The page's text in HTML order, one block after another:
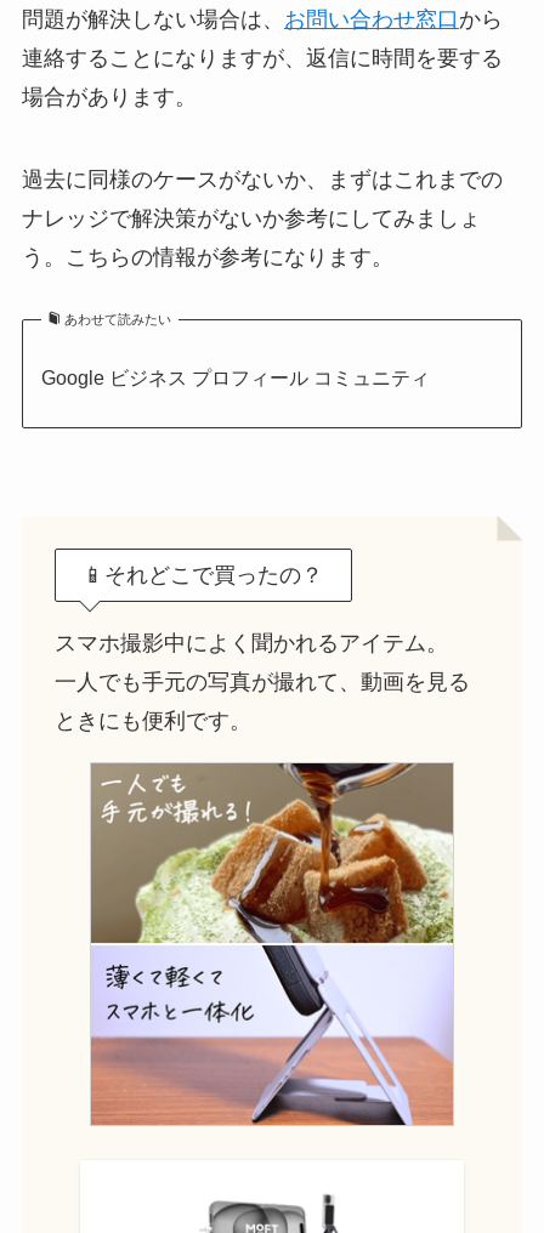
問題が解決しない場合は、 お問い合わせ窓口 から
連絡することになりますが、返信に時間を要する
場合があります。
過去に同様のケースがないか、まずはこれまでの
ナレッジで解決策がないか参考にしてみましょ
う。こちらの情報が参考になります。
あわせて読みたい
Google ビジネス プロフィール コミュニティ
📱それどこで買ったの？
スマホ撮影中によく聞かれるアイテム。
一人でも手元の写真が撮れて、動画を見る
ときにも便利です。